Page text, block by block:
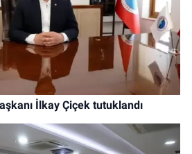
İlkay Çiçek tutuklandı